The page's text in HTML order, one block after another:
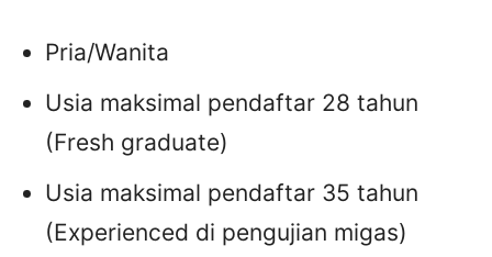
Pria/Wanita
Usia maksimal pendaftar 28 tahun
(Fresh graduate)
Usia maksimal pendaftar 35 tahun
(Experienced di pengujian migas)